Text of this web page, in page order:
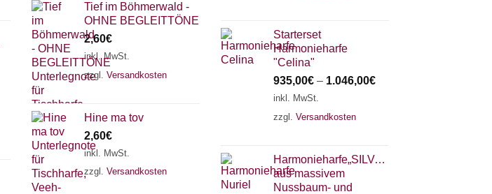
Tief im Böhmerwald -
OHNE BEGLEITTÖNE
2,60€
inkl. MwSt.
zzgl. Versandkosten
Hine ma tov
2,60€
inkl. MwSt.
zzgl. Versandkosten
Starterset
Harmonieharfe
"Celina"
935,00€ – 1.046,00€
inkl. MwSt.
zzgl. Versandkosten
Harmonieharfe„SILVANA"
aus massivem
Nussbaum- und